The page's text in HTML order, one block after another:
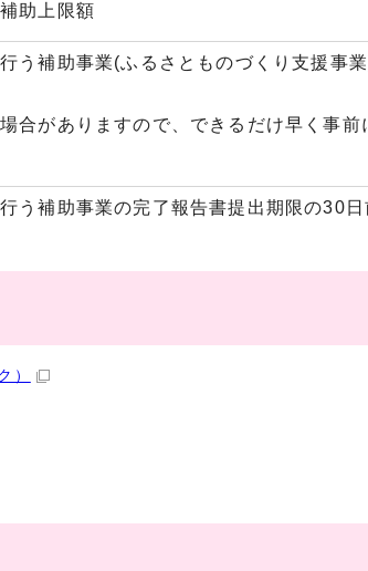
助上限額
う補助事業(ふるさとものづくり支援事
合がありますので、できるだけ早く事前
う補助事業の完了報告書提出期限の30日
）